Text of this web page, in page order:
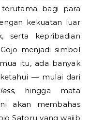
bagi para
kekuatan luar
serta kepribadian
menjadi simbol
itu, ada banyak
— mulai dari
, hingga mata
akan membahas
Satoru yang wajib